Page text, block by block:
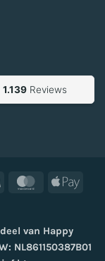
Visa MasterCard
van Happy
NL861150387B01